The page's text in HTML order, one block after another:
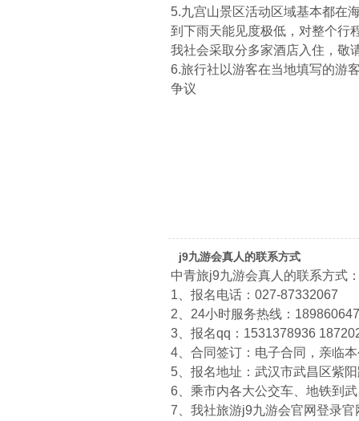
5.九宫山景区活动区域基本都在
到下雨天能见度极低，对整个行
我社会采取分多家酒店入住，敬
6.旅行社以游客在当地填写的游
争议
j9九游会真人的联系方式
中青旅j9九游会真人的联系方式
1、报名电话：027-87332067
2、24小时服务热线：
3、报名qq：1531378936
4、合同签订：电子合同，亲临
5、报名地址：武汉市武昌区紫
6、乘市内各大公交车、地铁到
7、我社旅游j9九游会官网登录